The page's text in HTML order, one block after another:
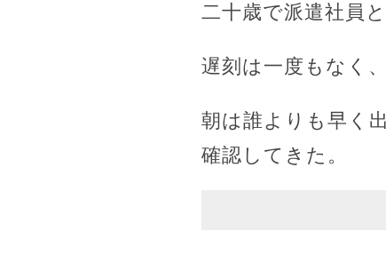
二十歳で派遣社員
遅刻は一度もなく
朝は誰よりも早く
確認してきた。